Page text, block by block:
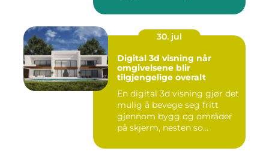
30. jul
Digital 3d visning når
omgivelsene blir
tilgjengelige overalt
En digital 3d visning gjør det
mulig å bevege seg fritt
gjennom bygg og områder
på skjerm, nesten so...